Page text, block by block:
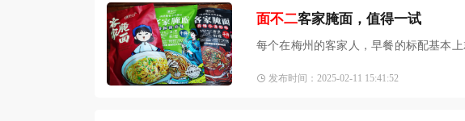
面不二客家腌面，值得一试
每个在梅州的客家人，早餐的标配基本
发布时间：2025-02-11 15:41:52